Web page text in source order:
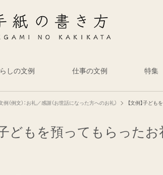
しの文例 仕事の文例 特集
例（例文）：お礼／感謝（お世話になった方へのお礼） 【文例】子ども
子どもを預ってもらったお